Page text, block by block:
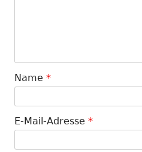
Name *
E-Mail-Adresse *